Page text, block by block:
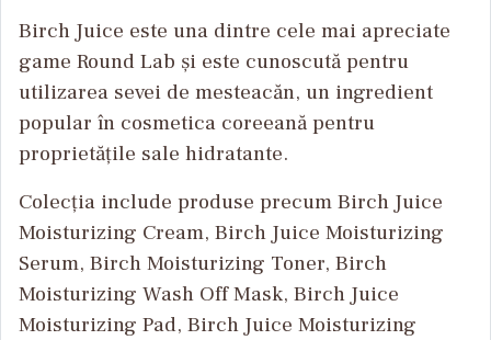
Birch Juice este una dintre cele mai apreciate
game Round Lab și este cunoscută pentru
utilizarea sevei de mesteacăn, un ingredient
popular în cosmetica coreeană pentru
proprietățile sale hidratante.
Colecția include produse precum Birch Juice
Moisturizing Cream, Birch Juice Moisturizing
Serum, Birch Moisturizing Toner, Birch
Moisturizing Wash Off Mask, Birch Juice
Moisturizing Pad, Birch Juice Moisturizing